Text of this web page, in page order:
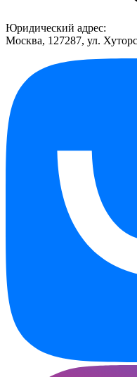
Юридический адрес:
Москва, 127287, ул.